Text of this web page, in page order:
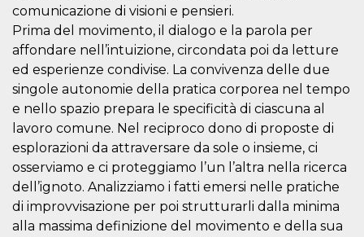
comunicazione di visioni e pensieri.
Prima del movimento, il dialogo e la parola per
affondare nell’intuizione, circondata poi da letture
ed esperienze condivise. La convivenza delle due
singole autonomie della pratica corporea nel tempo
e nello spazio prepara le specificità di ciascuna al
lavoro comune. Nel reciproco dono di proposte di
esplorazioni da attraversare da sole o insieme, ci
osserviamo e ci proteggiamo l’un l’altra nella ricerca
dell’ignoto. Analizziamo i fatti emersi nelle pratiche
di improvvisazione per poi strutturarli dalla minima
alla massima definizione del movimento e della sua
Inc.
.oooh.events
stores the proof
of challenge
passed. It is
used to no
longer issue a
captcha or
jschallenge
challenge if
present. It is
required to
reach origin
server.
wordpress_test_cookie
Automattic
Inc.
.oooh.events
Sessione
Cookie di
Wordpress,
verifica che il
browser accetti i
cookie.